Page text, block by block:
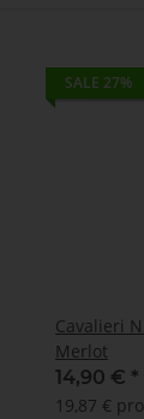
SALE 27%
Cavalieri
Merlot
14,90 € *
19,87 €